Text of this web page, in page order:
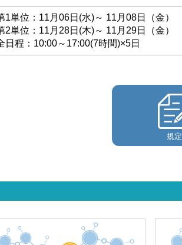
1単位：11月06日(水)～ 11月08日（金）
2単位：11月28日(木)～ 11月29日（金）
日程：10:00～17:00(7時間)×5日
規定